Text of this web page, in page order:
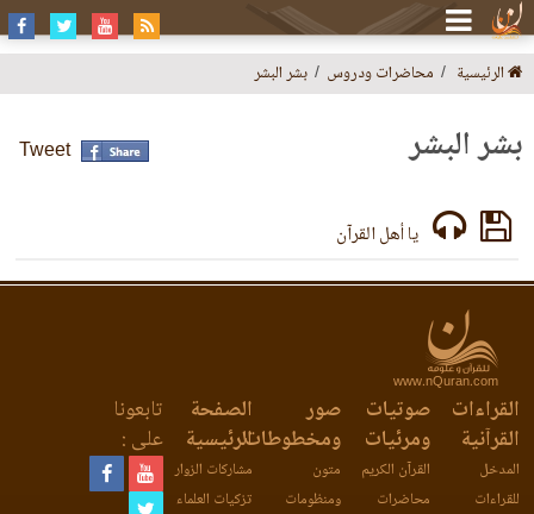
الرئيسية محاضرات ودروس بشر البشر
بشر البشر Tweet
يا أهل القرآن
www.nQuran.com
القراءات
القرآنية
المدخل
للقراءات
صوتيات
ومرئيات
القرآن الكريم
محاضرات
صور
ومخطوطات
متون
ومنظومات
الصفحة
الرئيسية
مشاركات الزوار
تزكيات العلماء
تابعونا
على :